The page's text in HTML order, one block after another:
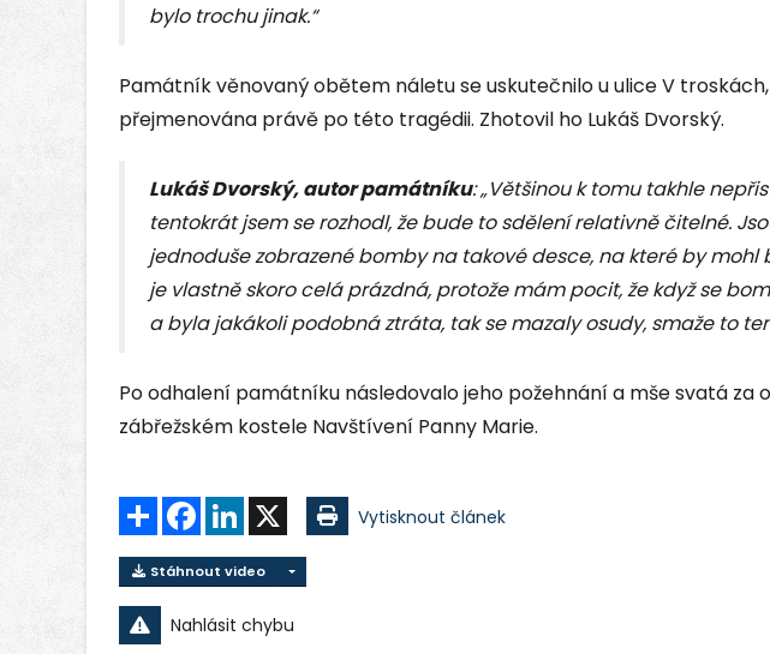
bylo trochu jinak.“
Památník věnovaný obětem náletu se uskutečnilo u ulice V
přejmenována právě po této tragédii. Zhotovil ho Lukáš Dvorský.
Lukáš Dvorský, autor památníku: „Většinou k tomu takhle
tentokrát jsem se rozhodl, že bude to sdělení relativně čitelné.
jednoduše zobrazené bomby na takové desce, na které by mohl
je vlastně skoro celá prázdná, protože mám pocit, že když se
a byla jakákoli podobná ztráta, tak se mazaly osudy, smaže to
Po odhalení památníku následovalo jeho požehnání a mše svatá za
zábřežském kostele Navštívení Panny Marie.
Sdílet FacebookLinkedIn Vytisknout článek
Stáhnout video
Nahlásit chybu